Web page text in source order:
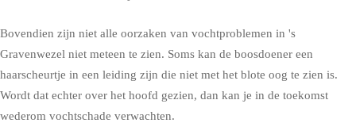
Bovendien zijn niet alle oorzaken van vochtproblemen in 's
Gravenwezel niet meteen te zien. Soms kan de boosdoener een
haarscheurtje in een leiding zijn die niet met het blote oog te zien is.
Wordt dat echter over het hoofd gezien, dan kan je in de toekomst
wederom vochtschade verwachten.